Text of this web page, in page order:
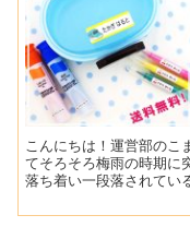
こんにちは！運営部のこ
てそろそろ梅雨の時期に
落ち着い一段落されてい